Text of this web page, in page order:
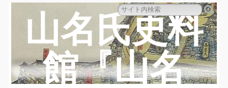
山名氏史料
館『山名